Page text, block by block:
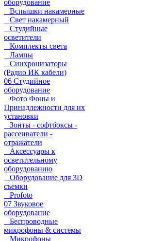
оборудование
Вспышки накамерные
Свет накамерный
Студийные
осветители
Комплекты света
Лампы
Синхронизаторы
(Радио ИК кабели)
06 Студийное
оборудование
Фото Фоны и
Принадлежности для их
установки
Зонты - софтбоксы -
рассеиватели -
отражатели
Аксессуары к
осветительному
оборудованию
Оборудование для 3D
съемки
Profoto
07 Звуковое
оборудование
Беспроводные
микрофоны & системы
Микрофоны